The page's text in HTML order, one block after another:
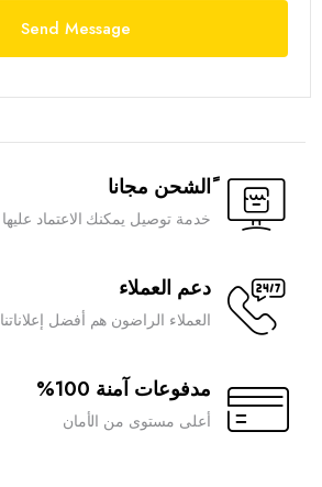
ًالشحن مجانا
خدمة توصيل يمكنك الاعتماد عليها
دعم العملاء
العملاء الراضون هم أفضل إعلاناتنا
مدفوعات آمنة 100%
أعلى مستوى من الأمان